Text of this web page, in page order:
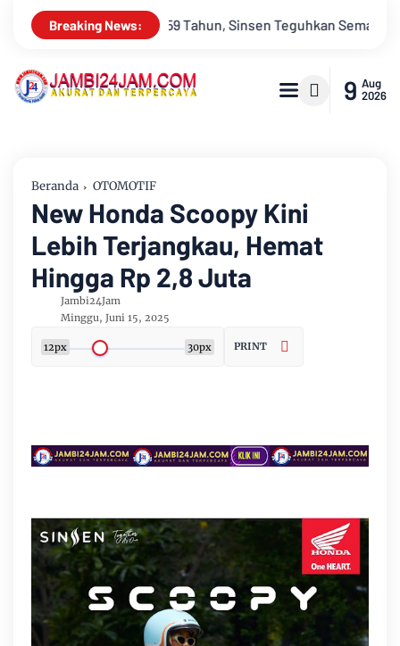
Breaking News:
Semangat “Sustainably Growing” Festival Band
9 Aug
2026
Beranda OTOMOTIF
New Honda Scoopy Kini
Lebih Terjangkau, Hemat
Hingga Rp 2,8 Juta
Jambi24Jam
Minggu, Juni 15, 2025
12px 30px PRINT